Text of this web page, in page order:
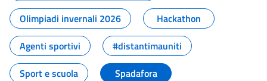
Olimpiadi invernali 2026
Hackathon
Agenti sportivi
#distantimauniti
Sport e scuola
Spadafora